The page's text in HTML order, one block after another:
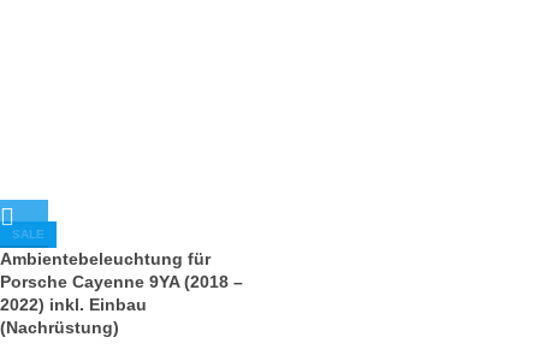
SALE
Ambientebeleuchtung für
Porsche Cayenne 9YA (2018 –
2022) inkl. Einbau
(Nachrüstung)